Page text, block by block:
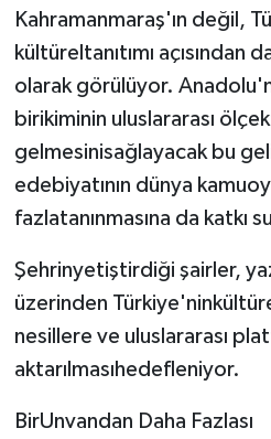
Kahramanmaraş'ın değil,
kültüreltanıtımı açısından
olarak görülüyor.
birikiminin uluslararası
gelmesinisağlayacak bu
edebiyatının dünya
fazlatanınmasına da katkı
Şehrinyetiştirdiği şairler,
üzerinden
nesillere ve uluslararası
aktarılmasıhedefleniyor.
BirUnvandan Daha Fazlası